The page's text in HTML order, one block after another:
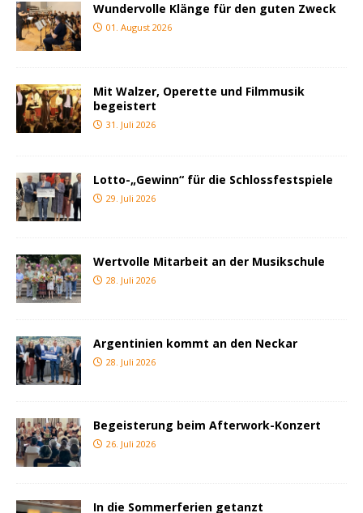
Wundervolle Klänge für den guten Zweck
01. August 2026
Mit Walzer, Operette und Filmmusik
begeistert
31. Juli 2026
Lotto-„Gewinn“ für die Schlossfestspiele
29. Juli 2026
Wertvolle Mitarbeit an der Musikschule
28. Juli 2026
Argentinien kommt an den Neckar
28. Juli 2026
Begeisterung beim Afterwork-Konzert
26. Juli 2026
In die Sommerferien getanzt